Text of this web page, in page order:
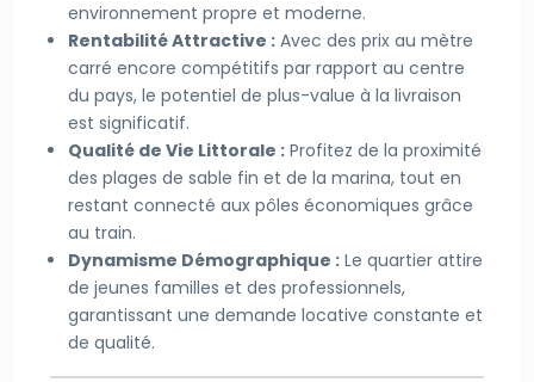
environnement propre et moderne.
Rentabilité Attractive : Avec des prix au mètre
carré encore compétitifs par rapport au centre
du pays, le potentiel de plus-value à la livraison
est significatif.
Qualité de Vie Littorale : Profitez de la proximité
des plages de sable fin et de la marina, tout en
restant connecté aux pôles économiques grâce
au train.
Dynamisme Démographique : Le quartier attire
de jeunes familles et des professionnels,
garantissant une demande locative constante et
de qualité.